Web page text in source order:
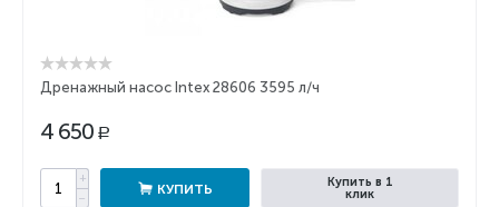
Дренажный насос Intex 28606 3595 л/ч
4 650 Р
+
−
КУПИТЬ
Купить в 1
клик